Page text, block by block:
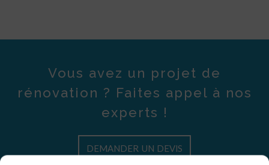
Vous avez un projet de
rénovation ? Faites appel à nos
experts !
DEMANDER UN DEVIS